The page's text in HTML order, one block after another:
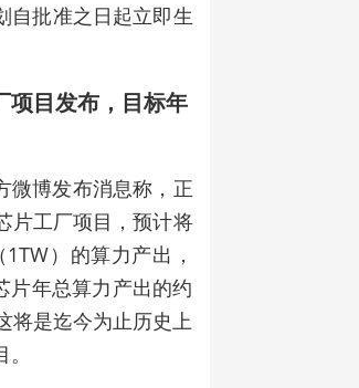
自批准之日起立即生
项目发布，目标年
微博发布消息称，正
片工厂项目，预计将
）的算力产出，
片年总算力产出的约
将是迄今为止历史上